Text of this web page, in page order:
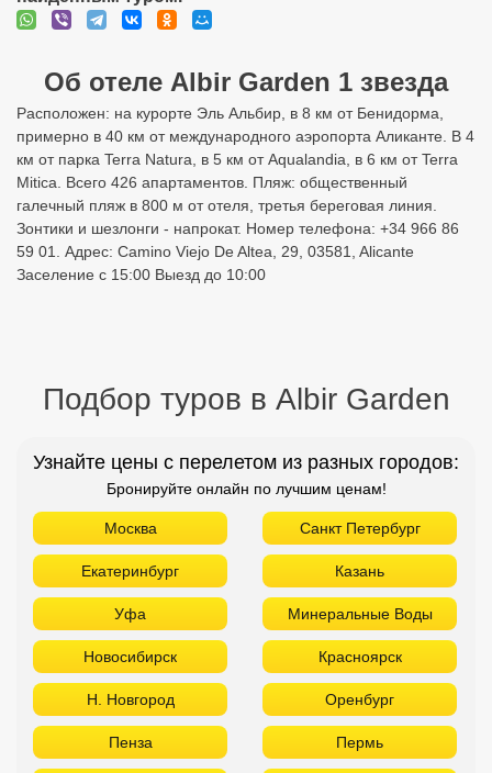
Об отеле Albir Garden 1 звезда
Расположен: на курорте Эль Альбир, в 8 км от Бенидорма,
примерно в 40 км от международного аэропорта Аликанте. В 4
км от парка Terra Natura, в 5 км от Aqualandia, в 6 км от Terra
Mitica. Всего 426 апартаментов. Пляж: общественный
галечный пляж в 800 м от отеля, третья береговая линия.
Зонтики и шезлонги - напрокат. Номер телефона: +34 966 86
59 01. Адрес: Camino Viejo De Altea, 29, 03581, Alicante
Заселение с 15:00 Выезд до 10:00
Подбор туров в Albir Garden
Узнайте цены с перелетом из разных городов:
Бронируйте онлайн по лучшим ценам!
Москва Санкт Петербург
Екатеринбург Казань
Уфа Минеральные Воды
Новосибирск Красноярск
Н. Новгород Оренбург
Пенза Пермь